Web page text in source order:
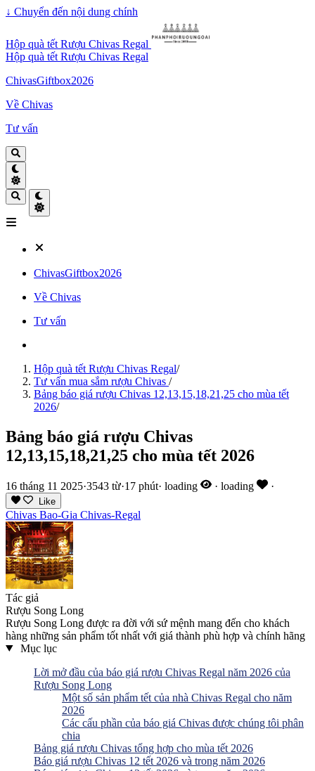
↓ Chuyển đến nội dung chính
Hộp quà tết Rượu Chivas Regal
Hộp quà tết Rượu Chivas Regal
ChivasGiftbox2026
Về Chivas
Tư vấn
ChivasGiftbox2026
Về Chivas
Tư vấn
Hộp quà tết Rượu Chivas Regal/
Tư vấn mua sắm rượu Chivas /
Bảng báo giá rượu Chivas 12,13,15,18,21,25 cho mùa tết
2026/
Bảng báo giá rượu Chivas
12,13,15,18,21,25 cho mùa tết 2026
16 tháng 11 2025·3543 từ·17 phút· loading · loading ·
Like
Chivas Bao-Gia Chivas-Regal
Tác giả
Rượu Song Long
Rượu Song Long được ra đời với sứ mệnh mang đến cho khách
hàng những sản phẩm tốt nhất với giá thành phù hợp và chính hãng
Mục lục
Lời mở đầu của báo giá rượu Chivas Regal năm 2026 của
Rượu Song Long
Một số sản phẩm tết của nhà Chivas Regal cho năm
2026
Các cấu phần của báo giá Chivas được chúng tôi phân
chia
Bảng giá rượu Chivas tổng hợp cho mùa tết 2026
Báo giá rượu Chivas 12 tết 2026 và trong năm 2026